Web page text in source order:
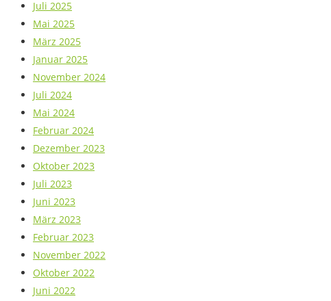
Juli 2025
Mai 2025
März 2025
Januar 2025
November 2024
Juli 2024
Mai 2024
Februar 2024
Dezember 2023
Oktober 2023
Juli 2023
Juni 2023
März 2023
Februar 2023
November 2022
Oktober 2022
Juni 2022